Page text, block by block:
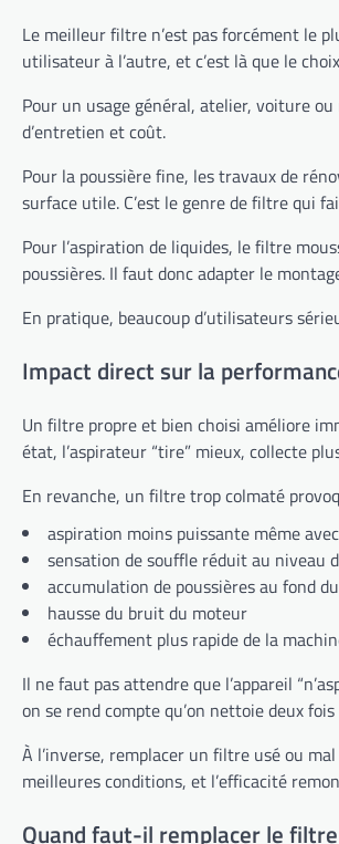
Le meilleur filtre n’est pas forcément le
utilisateur à l’autre, et c’est là que le
Pour un usage général, atelier, voiture
d’entretien et coût.
Pour la poussière fine, les travaux de
surface utile. C’est le genre de filtre qui
Pour l’aspiration de liquides, le filtre
poussières. Il faut donc adapter le
En pratique, beaucoup d’utilisateurs
Impact direct sur la
Un filtre propre et bien choisi améliore
état, l’aspirateur “tire” mieux, collecte
En revanche, un filtre trop colmaté
aspiration moins puissante même
sensation de souffle réduit au niveau
accumulation de poussières au fond
hausse du bruit du moteur
échauffement plus rapide de la
Il ne faut pas attendre que l’appareil
on se rend compte qu’on nettoie deux
À l’inverse, remplacer un filtre usé ou
meilleures conditions, et l’efficacité
Quand faut-il remplacer le